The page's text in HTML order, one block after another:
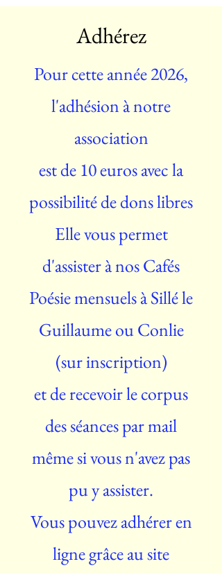
Adhérez
Pour cette année 2026,
l'adhésion à notre
association
est de 10 euros avec la
possibilité de dons libres
Elle vous permet
d'assister à nos Cafés
Poésie mensuels à Sillé le
Guillaume ou Conlie
(sur inscription)
et de recevoir le corpus
des séances par mail
même si vous n'avez pas
pu y assister.
Vous pouvez adhérer en
ligne grâce au site